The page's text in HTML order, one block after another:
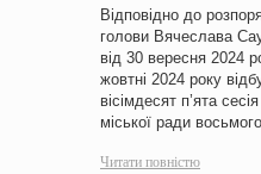
Відповідно до
голови Вячеслава
від 30 вересня 2024
жовтні 2024 року
вісімдесят п’ята
міської ради
Читати повністю